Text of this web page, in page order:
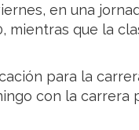
en una
mientras que la
para la
con la carrera